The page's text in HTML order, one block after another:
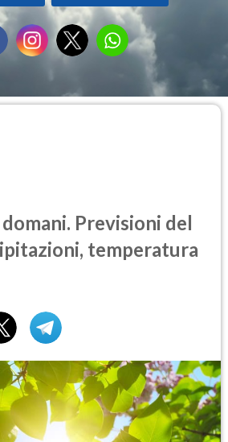
Previsioni del
temperatura